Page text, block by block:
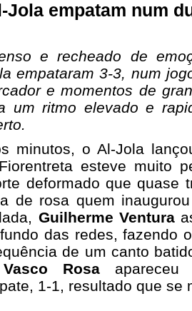
Jola empatam num
e recheado de
empataram 3-3, num
e momentos de
um ritmo elevado e
minutos, o Al-Jola
esteve muito
deformado que quase
de rosa quem
Guilherme Ventura
das redes, fazendo
de um canto
Vasco Rosaapareceu
1-1, resultado que se